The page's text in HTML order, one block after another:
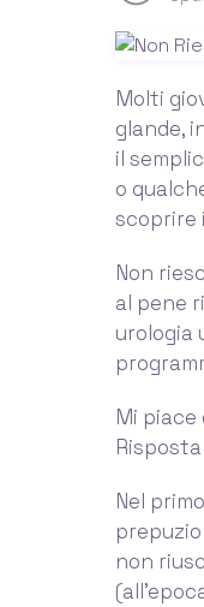
Molti
glande,
il
o
scoprire
Non
al pene
urologia
Mi
Nel
non